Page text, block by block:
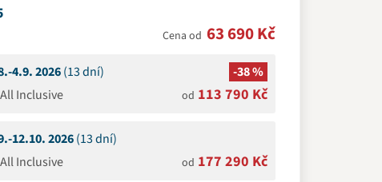
Cena od 63 690 Kč
4.9. 2026(13 dní)
-38 %
All Inclusive
od 113 790 Kč
12.10. 2026(13 dní)
All Inclusive
od 177 290 Kč